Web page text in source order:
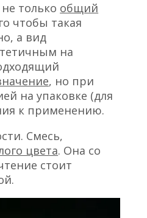
только общий
чтобы такая
а вид
на
, но при
на упаковке (для
к применению.
Смесь,
цвета. Она со
стоит